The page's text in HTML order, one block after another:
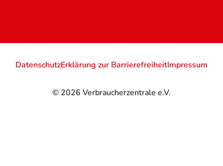
© 2026 Verbraucherzentrale e.V.
DatenschutzErklärung zur BarrierefreiheitImpressum